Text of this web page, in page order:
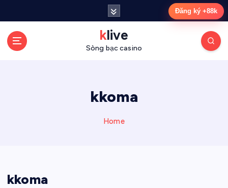
klive
Sòng bạc casino
kkoma
Home
kkoma
Đăng ký +88k